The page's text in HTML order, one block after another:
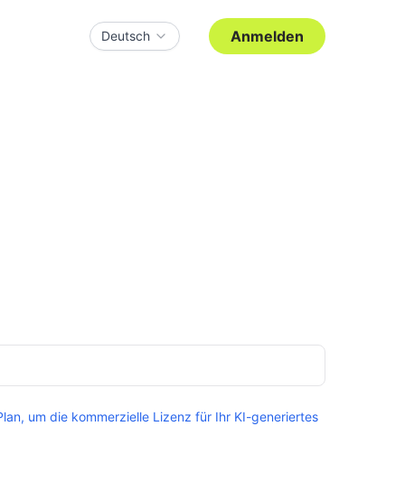
Deutsch Anmelden
um die kommerzielle Lizenz für Ihr KI-generiertes